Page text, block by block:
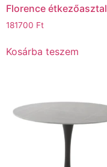
Florence étkezőasztal
181700 Ft
Kosárba teszem